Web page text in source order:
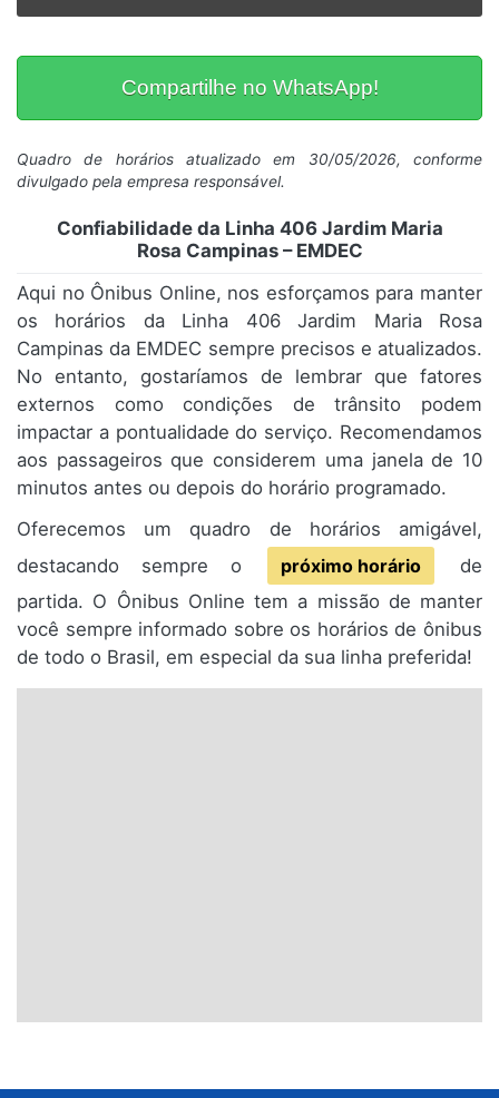
Compartilhe no WhatsApp!
Quadro de horários atualizado em 30/05/2026, conforme
divulgado pela empresa responsável.
Confiabilidade da Linha 406 Jardim Maria
Rosa Campinas – EMDEC
Aqui no Ônibus Online, nos esforçamos para manter
os horários da Linha 406 Jardim Maria Rosa
Campinas da EMDEC sempre precisos e atualizados.
No entanto, gostaríamos de lembrar que fatores
externos como condições de trânsito podem
impactar a pontualidade do serviço. Recomendamos
aos passageiros que considerem uma janela de 10
minutos antes ou depois do horário programado.
Oferecemos um quadro de horários amigável,
destacando sempre o
próximo horário
de
partida. O Ônibus Online tem a missão de manter
você sempre informado sobre os horários de ônibus
de todo o Brasil, em especial da sua linha preferida!